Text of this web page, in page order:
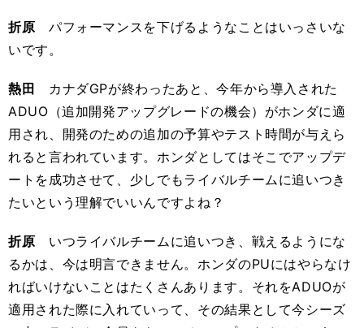
折原 パフォーマンスを下げるようなことはいっさいな
いです。
熱田
カナダGPが終わったあと、今年から導入された
ADUO（追加開発アップグレードの機会）がホンダに適
用され、開発のための追加の予算やテスト時間が与えら
れると言われています。ホンダとしてはそこでアップデ
ートを成功させて、少しでもライバルチームに追いつき
たいという理解でいいんですよね？
折原 いつライバルチームに追いつき、戦えるようにな
るかは、今は明言できません。ホンダのPUにはやらなけ
ればいけないことはたくさんあります。それをADUOが
適用された際に入れていって、その結果として今シーズ